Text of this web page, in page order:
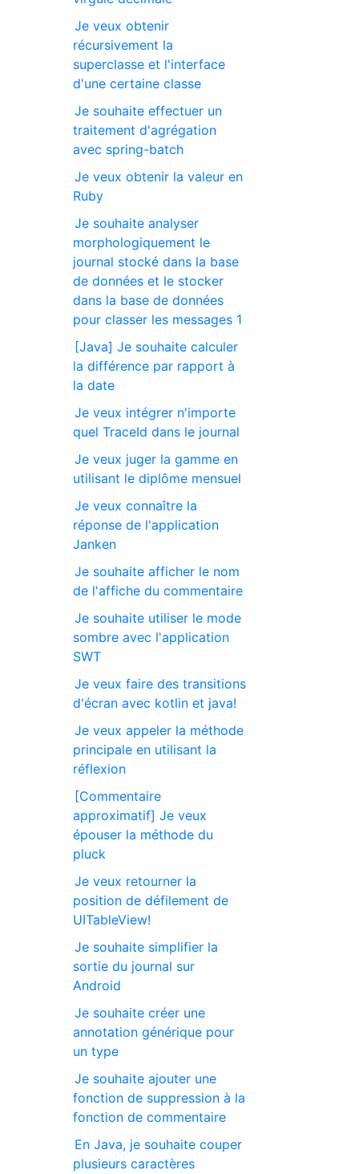
Je veux obtenir
récursivement la
superclasse et l'interface
d'une certaine classe
Je souhaite effectuer un
traitement d'agrégation
avec spring-batch
Je veux obtenir la valeur en
Ruby
Je souhaite analyser
morphologiquement le
journal stocké dans la base
de données et le stocker
dans la base de données
pour classer les messages 1
[Java] Je souhaite calculer
la différence par rapport à
la date
Je veux intégrer n'importe
quel TraceId dans le journal
Je veux juger la gamme en
utilisant le diplôme mensuel
Je veux connaître la
réponse de l'application
Janken
Je souhaite afficher le nom
de l'affiche du commentaire
Je souhaite utiliser le mode
sombre avec l'application
SWT
Je veux faire des transitions
d'écran avec kotlin et java!
Je veux appeler la méthode
principale en utilisant la
réflexion
[Commentaire
approximatif] Je veux
épouser la méthode du
pluck
Je veux retourner la
position de défilement de
UITableView!
Je souhaite simplifier la
sortie du journal sur
Android
Je souhaite créer une
annotation générique pour
un type
Je souhaite ajouter une
fonction de suppression à la
fonction de commentaire
En Java, je souhaite couper
plusieurs caractères